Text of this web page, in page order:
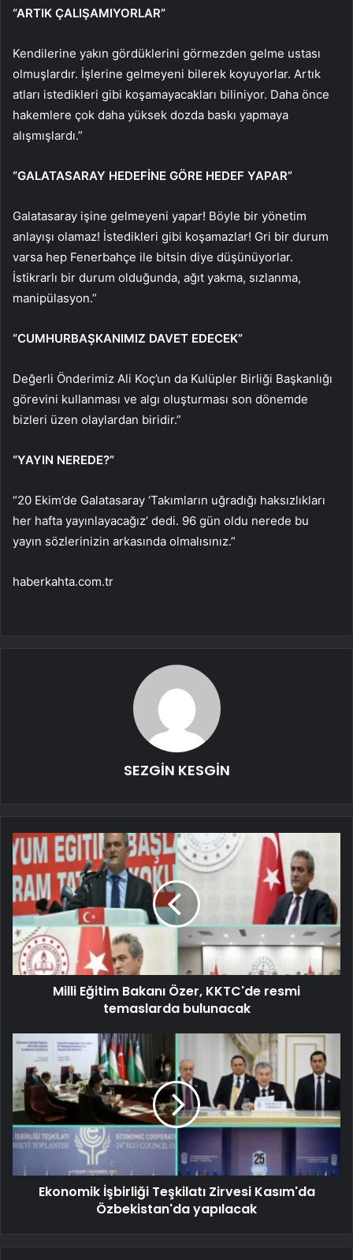
“ARTIK ÇALIŞAMIYORLAR”
Kendilerine yakın gördüklerini görmezden gelme ustası
olmuşlardır. İşlerine gelmeyeni bilerek koyuyorlar. Artık
atları istedikleri gibi koşamayacakları biliniyor. Daha önce
hakemlere çok daha yüksek dozda baskı yapmaya
alışmışlardı.”
“GALATASARAY HEDEFİNE GÖRE HEDEF YAPAR”
Galatasaray işine gelmeyeni yapar! Böyle bir yönetim
anlayışı olamaz! İstedikleri gibi koşamazlar! Gri bir durum
varsa hep Fenerbahçe ile bitsin diye düşünüyorlar.
İstikrarlı bir durum olduğunda, ağıt yakma, sızlanma,
manipülasyon.”
“CUMHURBAŞKANIMIZ DAVET EDECEK”
Değerli Önderimiz Ali Koç’un da Kulüpler Birliği Başkanlığı
görevini kullanması ve algı oluşturması son dönemde
bizleri üzen olaylardan biridir.”
“YAYIN NEREDE?”
“20 Ekim’de Galatasaray ‘Takımların uğradığı haksızlıkları
her hafta yayınlayacağız’ dedi. 96 gün oldu nerede bu
yayın sözlerinizin arkasında olmalısınız.”
haberkahta.com.tr
SEZGİN KESGİN
Milli Eğitim Bakanı Özer, KKTC'de resmi
temaslarda bulunacak
Ekonomik İşbirliği Teşkilatı Zirvesi Kasım'da
Özbekistan'da yapılacak